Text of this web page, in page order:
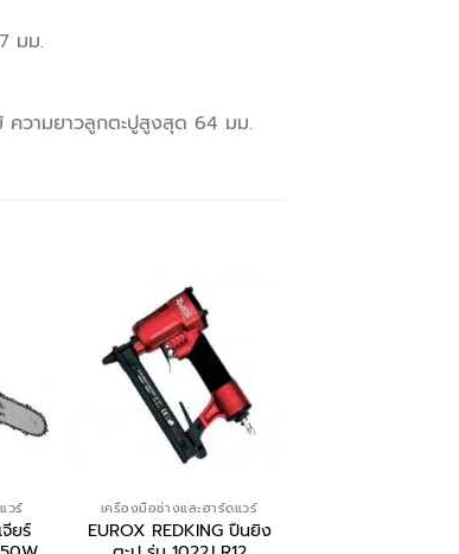
มม.
ความยาวลูกตะปูสูงสุด 64 มม.
วร์
ยร์
เครื่องมือช่างและฮาร์ดแวร์
EUROX REDKING ปืนยิง